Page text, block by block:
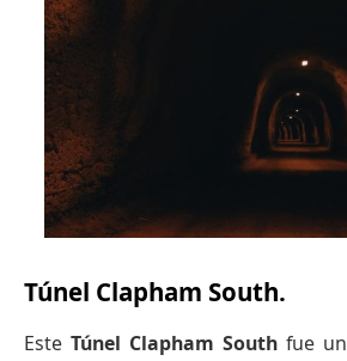
Túnel Clapham South.
Este Túnel Clapham South fue un